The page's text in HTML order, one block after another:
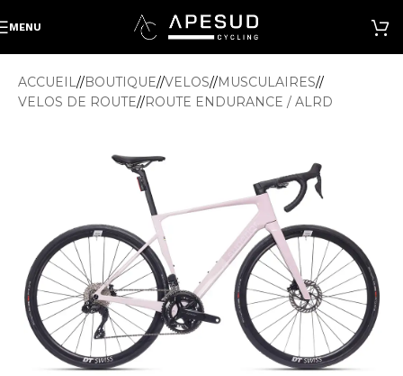
MENU
ACCUEIL/ BOUTIQUE/ VELOS/ MUSCULAIRES/
VELOS DE ROUTE/ ROUTE ENDURANCE / ALRD